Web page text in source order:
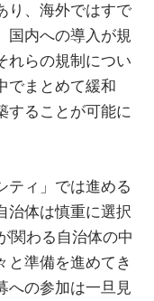
り、海外ではすで
国内への導入が規
れらの規制につい
でまとめて緩和
することが可能に
ティ」では進める
治体は慎重に選択
関わる自治体の中
と準備を進めてき
への参加は一旦見